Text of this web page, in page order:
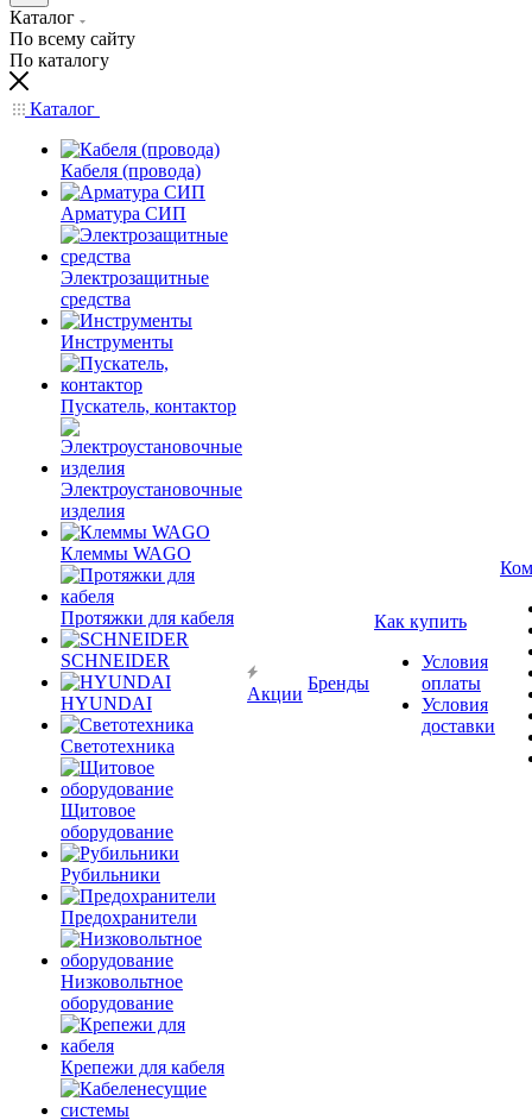
Каталог
По всему сайту
По каталогу
Каталог
Кабеля (провода)
Арматура СИП
Электрозащитные
средства
Инструменты
Пускатель, контактор
Электроустановочные
изделия
Клеммы WAGO
Протяжки для кабеля
SCHNEIDER
HYUNDAI
Светотехника
Щитовое
оборудование
Рубильники
Предохранители
Низковольтное
оборудование
Крепежи для кабеля
Акции
Бренды
Как купить
Условия
оплаты
Условия
доставки